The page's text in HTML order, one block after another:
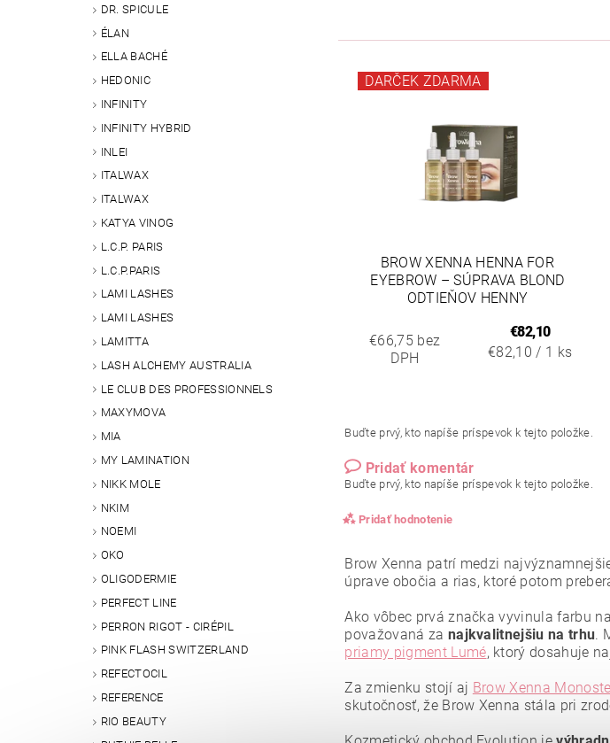
DR. SPICULE
ÉLAN
ELLA BACHÉ
HEDONIC
INFINITY
INFINITY HYBRID
INLEI
ITALWAX
ITALWAX
KATYA VINOG
L.C.P. PARIS
L.C.P.PARIS
LAMI LASHES
LAMI LASHES
LAMITTA
LASH ALCHEMY AUSTRALIA
LE CLUB DES PROFESSIONNELS
MAXYMOVA
MIA
MY LAMINATION
NIKK MOLE
NKIM
NOEMI
OKO
OLIGODERMIE
PERFECT LINE
PERRON RIGOT - CIRÉPIL
PINK FLASH SWITZERLAND
REFECTOCIL
REFERENCE
RIO BEAUTY
DARČEK ZDARMA
BROW XENNA HENNA FOR
EYEBROW – SÚPRAVA BLOND
ODTIEŇOV HENNY
€66,75 bez
DPH
€82,10
€82,10 / 1 ks
Buďte prvý, kto napíše príspevok k tejto položke.
Pridať komentár
Buďte prvý, kto napíše príspevok k tejto položke.
Pridať hodnotenie
Brow Xenna patrí medzi
úprave obočia a rias, ktoré potom
Ako vôbec prvá značka vyvinula farbu
považovaná za najkvalitnejšiu na trhu.
priamy pigment Lumé, ktorý dosahuje
Za zmienku stojí aj Brow Xenna
skutočnosť, že Brow Xenna stála pri